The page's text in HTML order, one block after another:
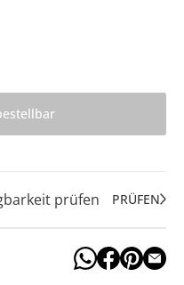
prüfen PRÜFEN